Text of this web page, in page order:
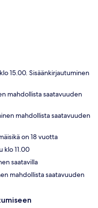
15.00. Sisäänkirjautuminen
mahdollista saatavuuden
mahdollista saatavuuden
on 18 vuotta
klo 11.00
saatavilla
mahdollista saatavuuden